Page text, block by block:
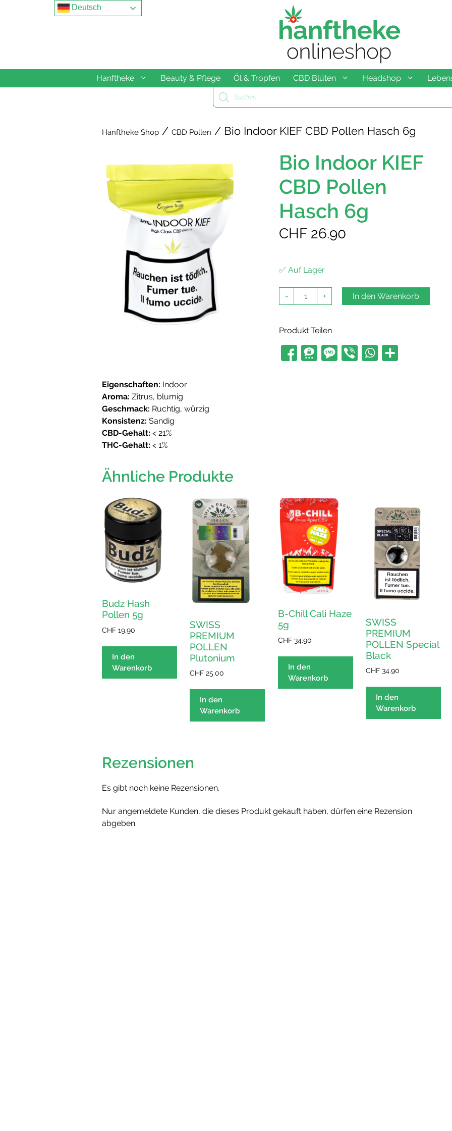
Hanftheke Beauty & Pflege Öl & Tropfen CBD Blüten Headshop
Products
search
Hanftheke Shop / CBD Pollen / Bio Indoor KIEF CBD Pollen Hasch 6g
Bio Indoor KIEF
CBD Pollen
Hasch 6g
CHF 26.90
✅ Auf Lager
-
Bio
Indoor
KIEF
Hasch
Menge
+ In den Warenkorb
Produkt Teilen
Eigenschaften: Indoor
Aroma: Zitrus, blumig
Geschmack: Ruchtig, würzig
Konsistenz: Sandig
CBD-Gehalt: < 21%
THC-Gehalt: < 1%
Ähnliche Produkte
Budz Hash
Pollen 5g
CHF 19.90
In den
Warenkorb
SWISS
PREMIUM
POLLEN
Plutonium
CHF 25.00
In den
Warenkorb
B-Chill Cali Haze
5g
CHF34.90
In den
Warenkorb
SWISS
PREMIUM
POLLEN Special
Black
CHF 34.90
In den
Warenkorb
Rezensionen
Es gibt noch keine Rezensionen.
Nur angemeldete Kunden, die dieses Produkt gekauft haben, dürfen eine Rezension
abgeben.
Deutsch